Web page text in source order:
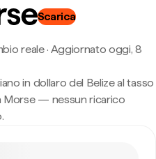
Scarica
reale· Aggiornato oggi, 8
in dollaro del Belize al tasso
Morse — nessun ricarico